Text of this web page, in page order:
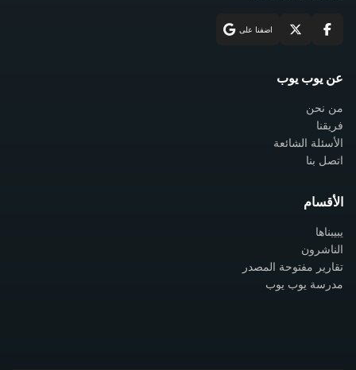
اضفنا على
عن يوب يوب
من نحن
فريقنا
الأسئلة الشائعة
اتصل بنا
الأقسام
يبيبناها
الناشرون
تقارير مفتوحة المصدر
مدرسة يوب يوب